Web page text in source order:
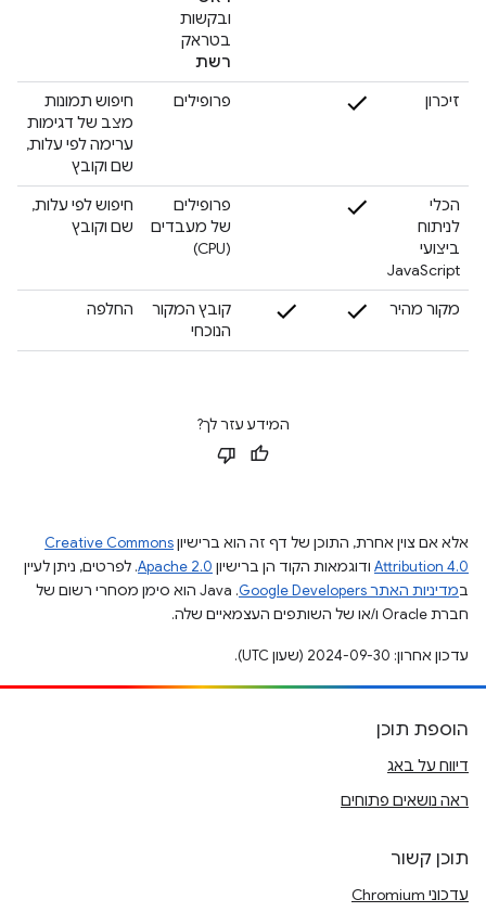
ובקשות
בטראק
רשת
זיכרון
פרופילים
חיפוש תמונות
מצב של דגימות
ערימה לפי עלות,
שם וקובץ
הכלי
לניתוח
ביצועי
JavaScript
פרופילים
של מעבדים
(CPU)
חיפוש לפי עלות,
שם וקובץ
מקור מהיר
קובץ המקור
הנוכחי
החלפה
המידע עזר לך?
אלא אם צוין אחרת, התוכן של דף זה הוא ברישיוןCreative Commons
Attribution 4.0 ודוגמאות הקוד הן ברישיון Apache 2.0. לפרטים, ניתן לעיין
במדיניות האתר Google Developers‏
.‏ Java הוא סימן מסחרי רשום של
חברת Oracle ו/או של השותפים העצמאיים שלה.
עדכון אחרון: 2024-09-30 (שעון UTC).
הוספת תוכן
דיווח על באג
ראה נושאים פתוחים
תוכן קשור
עדכוני Chromium